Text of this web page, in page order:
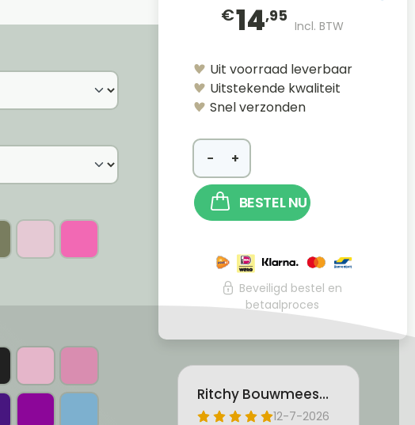
€14,95
Incl. BTW
Uit voorraad leverbaar
Uitstekende kwaliteit
Snel verzonden
− +
BESTEL NU
Beveiligd bestel en
betaalproces